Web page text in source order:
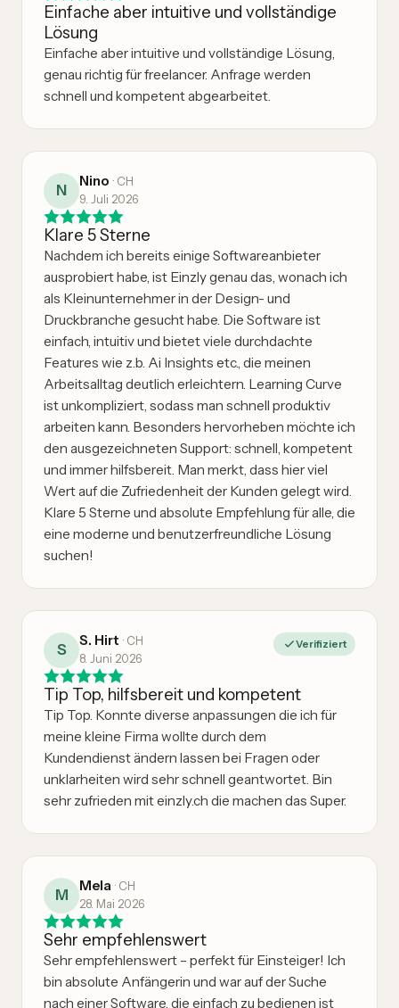
Einfache aber intuitive und vollständige
Lösung
Einfache aber intuitive und vollständige Lösung,
genau richtig für freelancer. Anfrage werden
schnell und kompetent abgearbeitet.
N
Nino · CH
9. Juli 2026
Klare 5 Sterne
Nachdem ich bereits einige Softwareanbieter
ausprobiert habe, ist Einzly genau das, wonach ich
als Kleinunternehmer in der Design- und
Druckbranche gesucht habe. Die Software ist
einfach, intuitiv und bietet viele durchdachte
Features wie z.b. Ai Insights etc., die meinen
Arbeitsalltag deutlich erleichtern. Learning Curve
ist unkompliziert, sodass man schnell produktiv
arbeiten kann. Besonders hervorheben möchte ich
den ausgezeichneten Support: schnell, kompetent
und immer hilfsbereit. Man merkt, dass hier viel
Wert auf die Zufriedenheit der Kunden gelegt wird.
Klare 5 Sterne und absolute Empfehlung für alle, die
eine moderne und benutzerfreundliche Lösung
suchen!
S
S. Hirt · CH
8. Juni 2026
Verifiziert
Tip Top, hilfsbereit und kompetent
Tip Top. Konnte diverse anpassungen die ich für
meine kleine Firma wollte durch dem
Kundendienst ändern lassen bei Fragen oder
unklarheiten wird sehr schnell geantwortet. Bin
sehr zufrieden mit einzly.ch die machen das Super.
M
Mela · CH
28. Mai 2026
Sehr empfehlenswert
Sehr empfehlenswert – perfekt für Einsteiger! Ich
bin absolute Anfängerin und war auf der Suche
nach einer Software, die einfach zu bedienen ist